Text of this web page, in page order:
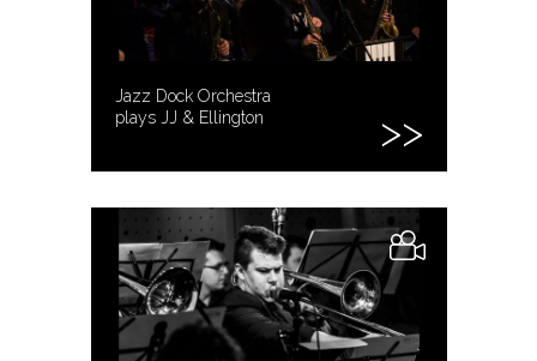
Jazz Dock Orchestra
plays JJ & Ellington